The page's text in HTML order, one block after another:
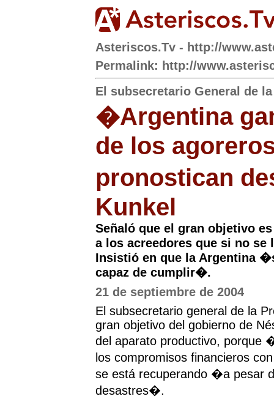
Asteriscos.Tv - http://
Permalink: http://
El subsecretario General de
�Argentina
de los
pronostican
Kunkel
Señaló que el gran objetivo
a los acreedores que si no se
Insistió en que la Argentina
capaz de cumplir�.
21 de septiembre de 2004
El subsecretario general de la
gran objetivo del gobierno de
del aparato productivo, porque
los compromisos financieros
se está recuperando �a pesar
desastres�.